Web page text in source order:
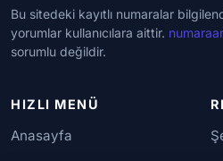
Bu sitedeki kayıtlı numaralar
yorumlar kullanıcılara aittir.
sorumlu değildir.
HIZLI MENÜ
Anasayfa